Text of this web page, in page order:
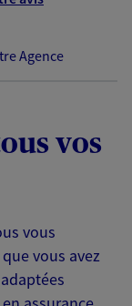
Agence
vos
vous
vous avez